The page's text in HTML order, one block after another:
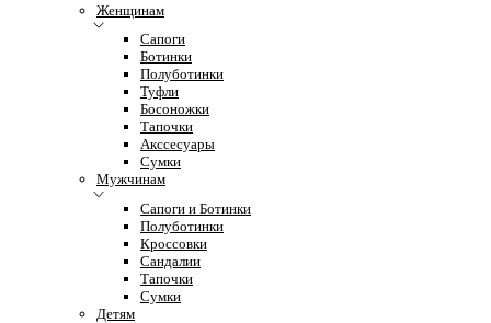
Женщинам
Сапоги
Ботинки
Полуботинки
Туфли
Босоножки
Тапочки
Акссесуары
Сумки
Мужчинам
Сапоги и Ботинки
Полуботинки
Кроссовки
Сандалии
Тапочки
Сумки
Детям